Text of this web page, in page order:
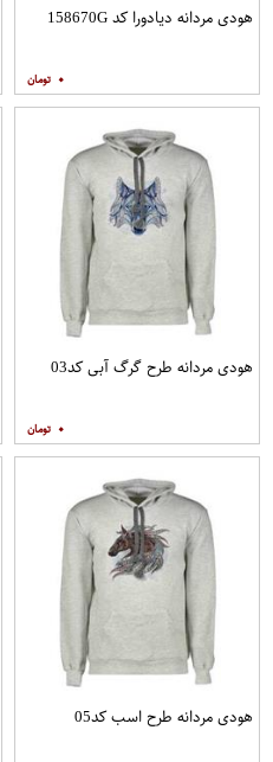
هودی مردانه دیادورا کد 158670G
۰
هودی مردانه طرح گرگ آبی کد03
۰
هودی مردانه طرح اسب کد05